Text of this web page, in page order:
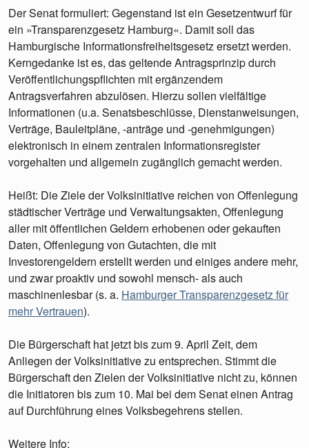
Der Senat formuliert: Gegenstand ist ein Gesetzentwurf für
ein »Transparenzgesetz Hamburg«. Damit soll das
Hamburgische Informationsfreiheitsgesetz ersetzt werden.
Kerngedanke ist es, das geltende Antragsprinzip durch
Veröffentlichungspflichten mit ergänzendem
Antragsverfahren abzulösen. Hierzu sollen vielfältige
Informationen (u.a. Senatsbeschlüsse, Dienstanweisungen,
Verträge, Bauleitpläne, -anträge und -genehmigungen)
elektronisch in einem zentralen Informationsregister
vorgehalten und allgemein zugänglich gemacht werden.
Heißt: Die Ziele der Volksinitiative reichen von Offenlegung
städtischer Verträge und Verwaltungsakten, Offenlegung
aller mit öffentlichen Geldern erhobenen oder gekauften
Daten, Offenlegung von Gutachten, die mit
Investorengeldern erstellt werden und einiges andere mehr,
und zwar proaktiv und sowohl mensch- als auch
maschinenlesbar (s. a. Hamburger Transparenzgesetz für
mehr Vertrauen).
Die Bürgerschaft hat jetzt bis zum 9. April Zeit, dem
Anliegen der Volksinitiative zu entsprechen. Stimmt die
Bürgerschaft den Zielen der Volksinitiative nicht zu, können
die Initiatoren bis zum 10. Mai bei dem Senat einen Antrag
auf Durchführung eines Volksbegehrens stellen.
Weitere Info: